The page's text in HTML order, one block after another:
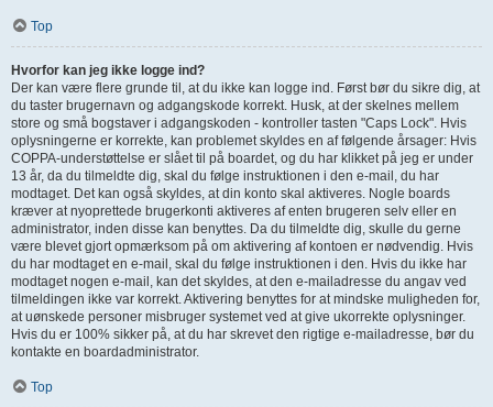
Top
Hvorfor kan jeg ikke logge ind?
Der kan være flere grunde til, at du ikke kan logge ind. Først bør du sikre dig, at
du taster brugernavn og adgangskode korrekt. Husk, at der skelnes mellem
store og små bogstaver i adgangskoden - kontroller tasten "Caps Lock". Hvis
oplysningerne er korrekte, kan problemet skyldes en af følgende årsager: Hvis
COPPA-understøttelse er slået til på boardet, og du har klikket på jeg er under
13 år, da du tilmeldte dig, skal du følge instruktionen i den e-mail, du har
modtaget. Det kan også skyldes, at din konto skal aktiveres. Nogle boards
kræver at nyoprettede brugerkonti aktiveres af enten brugeren selv eller en
administrator, inden disse kan benyttes. Da du tilmeldte dig, skulle du gerne
være blevet gjort opmærksom på om aktivering af kontoen er nødvendig. Hvis
du har modtaget en e-mail, skal du følge instruktionen i den. Hvis du ikke har
modtaget nogen e-mail, kan det skyldes, at den e-mailadresse du angav ved
tilmeldingen ikke var korrekt. Aktivering benyttes for at mindske muligheden for,
at uønskede personer misbruger systemet ved at give ukorrekte oplysninger.
Hvis du er 100% sikker på, at du har skrevet den rigtige e-mailadresse, bør du
kontakte en boardadministrator.
Top